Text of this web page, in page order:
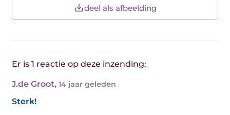
deel als afbeelding
Er is 1 reactie op deze inzending:
J.de Groot, 14 jaar geleden
Sterk!